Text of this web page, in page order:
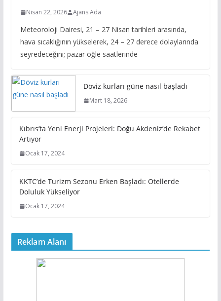
Nisan 22, 2026 Ajans Ada
Meteoroloji Dairesi, 21 – 27 Nisan tarihleri arasında,
hava sıcaklığının yükselerek, 24 – 27 derece dolaylarında
seyredeceğini; pazar öğle saatlerinde
Döviz kurları güne nasıl başladı
Mart 18, 2026
Kıbrıs’ta Yeni Enerji Projeleri: Doğu Akdeniz’de Rekabet
Artıyor
Ocak 17, 2024
KKTC’de Turizm Sezonu Erken Başladı: Otellerde
Doluluk Yükseliyor
Ocak 17, 2024
Reklam Alanı